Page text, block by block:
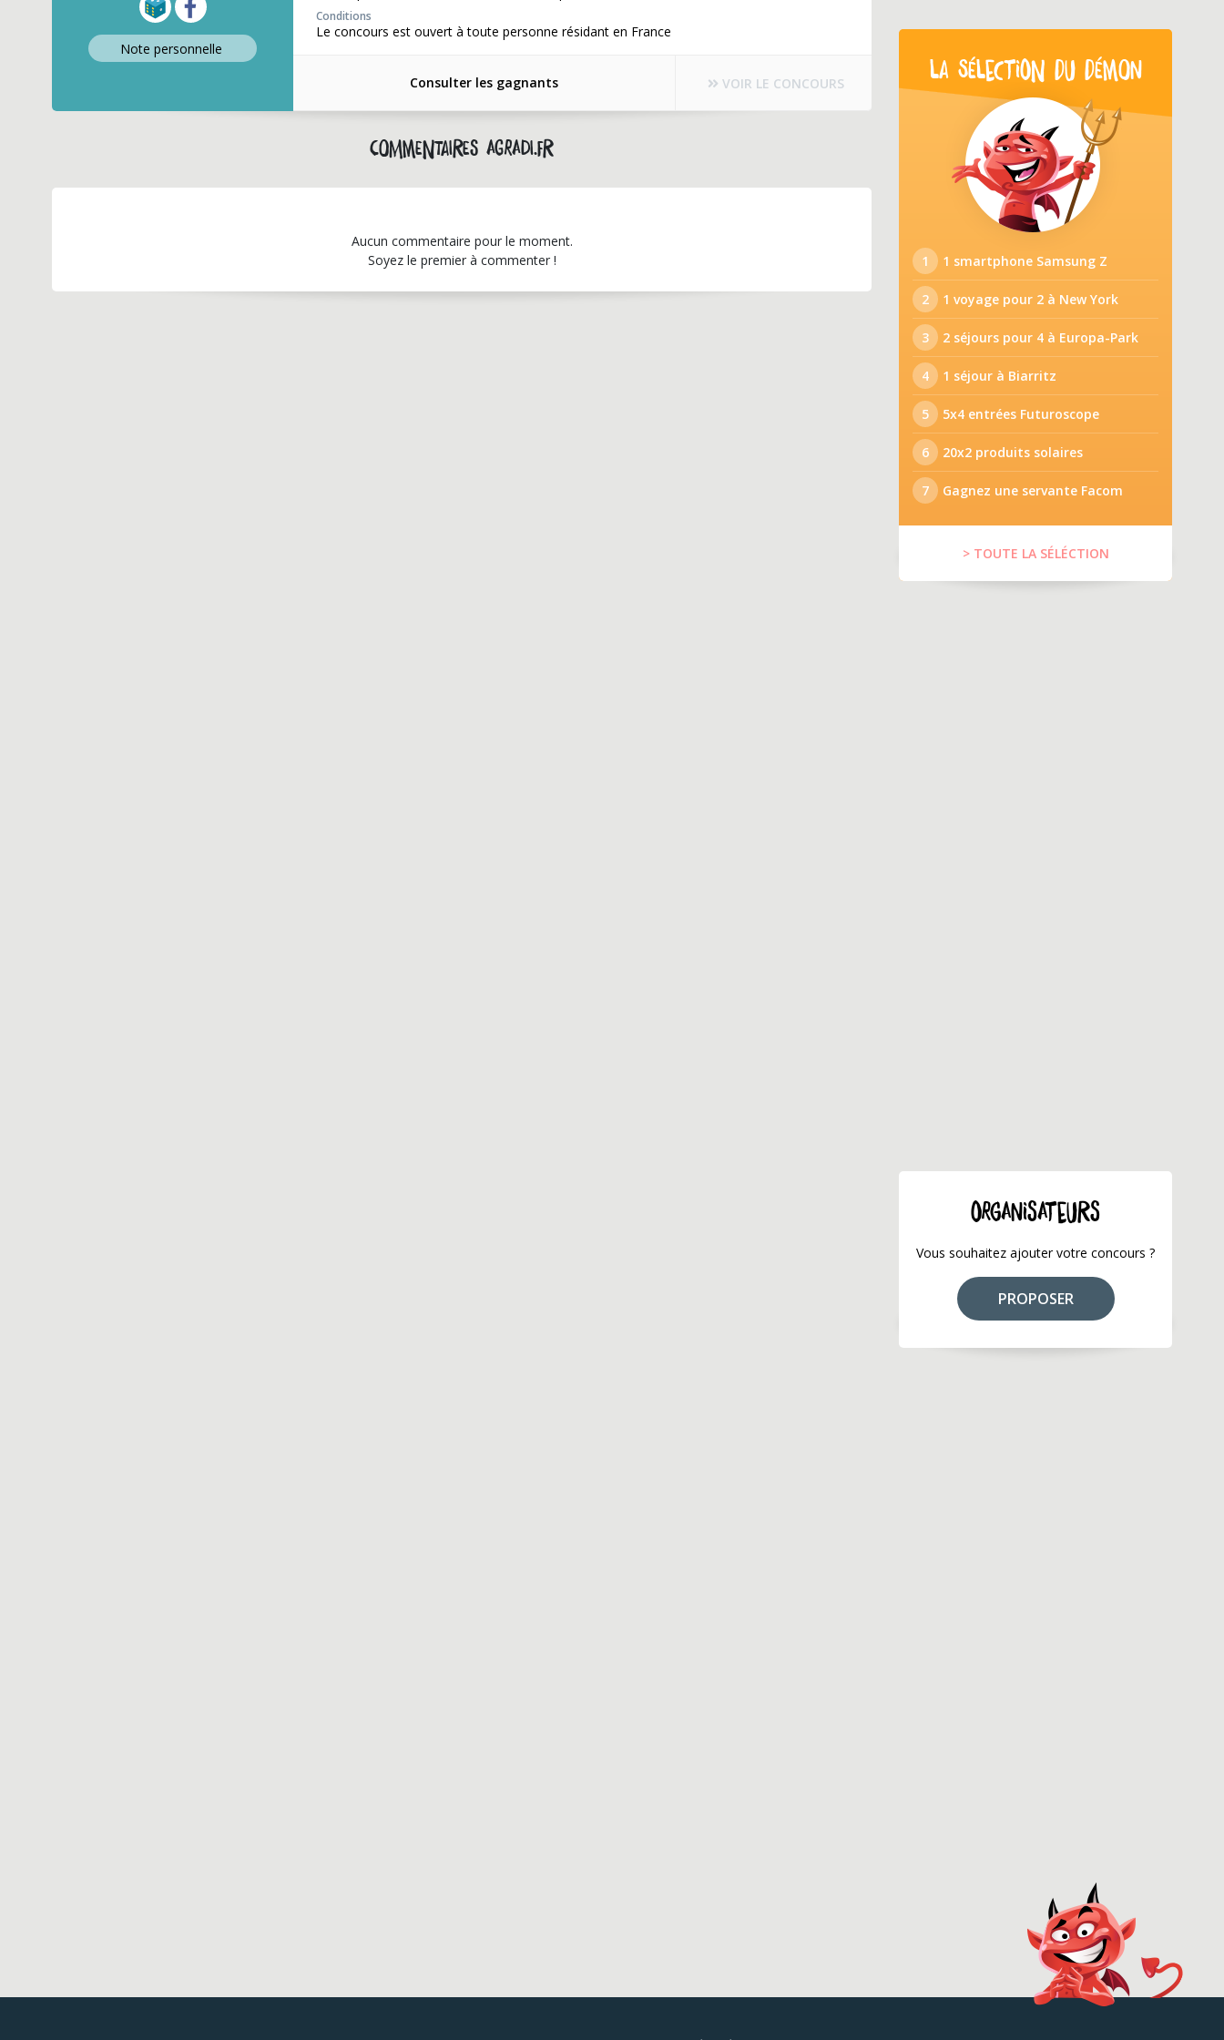
Note personnelle
Conditions
Le concours est ouvert à toute personne résidant en France
Consulter les gagnants VOIR LE CONCOURS
Commentaires agradi.fr
Aucun commentaire pour le moment.
Soyez le premier à commenter !
LA SÉLECTION DU DÉMON
1 1 smartphone Samsung Z
2 1 voyage pour 2 à New York
3 2 séjours pour 4 à Europa-Park
4 1 séjour à Biarritz
5 5x4 entrées Futuroscope
6 20x2 produits solaires
7 Gagnez une servante Facom
> TOUTE LA SÉLÉCTION
ORGANISATEURS
Vous souhaitez ajouter votre concours ?
PROPOSER